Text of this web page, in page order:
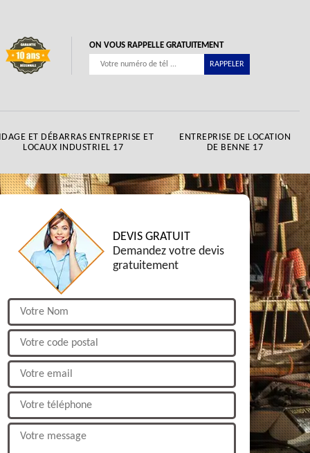
ON VOUS RAPPELLE GRATUITEMENT
ET DÉBARRAS ENTREPRISE ET
LOCAUX INDUSTRIEL 17
ENTREPRISE DE LOCATION
DE BENNE 17
DEVIS GRATUIT
Demandez votre devis
gratuitement